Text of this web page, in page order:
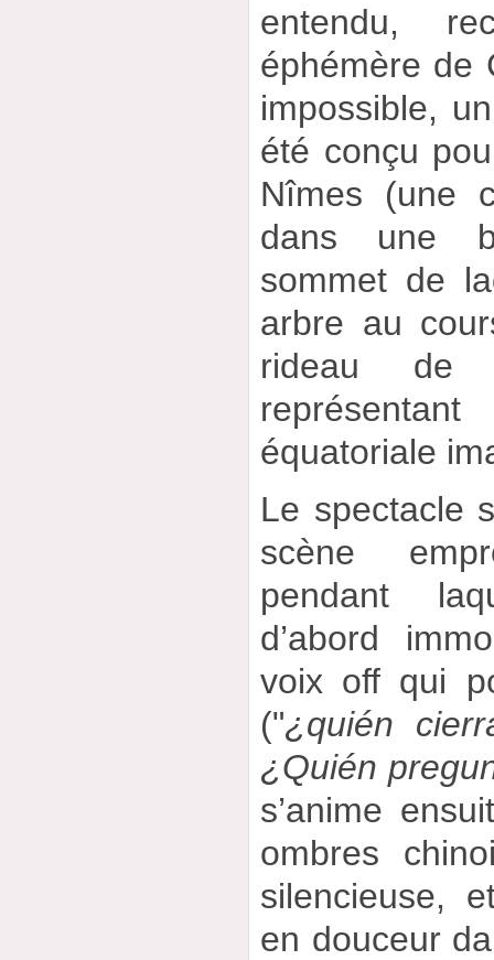
entendu,
éphémère de
impossible,
été conçu
Nîmes (une
dans une
sommet de
arbre au
rideau de
équatoriale
Le spectacle
scène
pendant
d’abord
voix off qui
("¿quién
¿Quién
s’anime
ombres
silencieuse,
en douceur